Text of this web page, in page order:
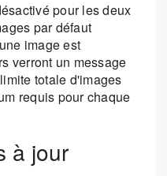
pour les deux
par défaut
image est
verront un message
totale d'images
requis pour chaque
à jour